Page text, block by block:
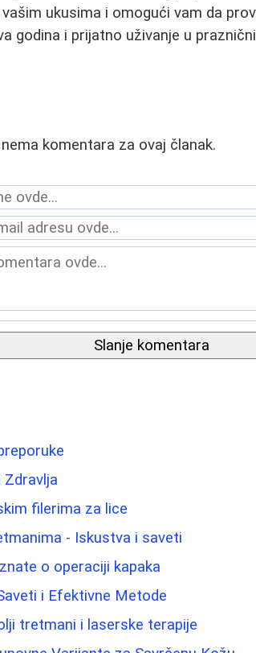
ukusima i omogući vam da
godina i prijatno uživanje u
komentara za ovaj članak.
Slanje komentara
Zdravlja
filerima za lice
- Iskustva i saveti
o operaciji kapaka
i Efektivne Metode
tretmani i laserske terapije